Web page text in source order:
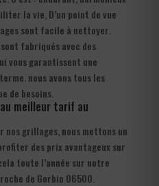
la vie, D’un point de vue
sont facile à nettoyer.
fabriqués avec des
vous garantissent une
nous avons tous les
de besoins.
meilleur tarif au
nos grillages, nous mettons un
des prix avantageux sur
toute l’année sur notre
de Gorbio 06500.